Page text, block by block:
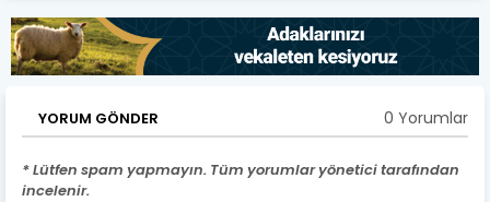
YORUM GÖNDER 0 Yorumlar
* Lütfen spam yapmayın. Tüm yorumlar yönetici tarafından
incelenir.